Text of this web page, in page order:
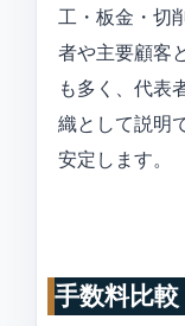
工・板金・切
者や主要顧客
も多く、代表
織として説明
安定します。
手数料比較